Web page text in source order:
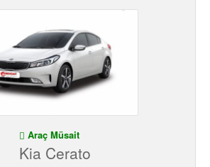
Araç Müsait
Kia Cerato